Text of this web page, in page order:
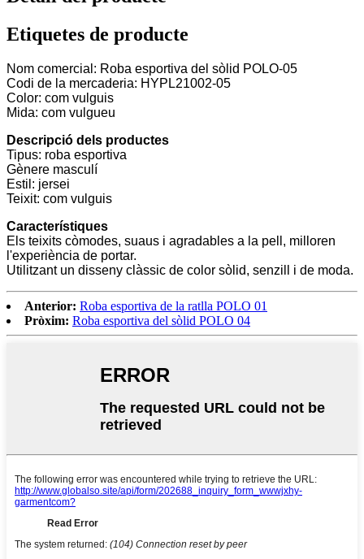
Etiquetes de producte
Nom comercial: Roba esportiva del sòlid POLO-05
Codi de la mercaderia: HYPL21002-05
Color: com vulguis
Mida: com vulgueu
Descripció dels productes
Tipus: roba esportiva
Gènere masculí
Estil: jersei
Teixit: com vulguis
Característiques
Els teixits còmodes, suaus i agradables a la pell, milloren
l'experiència de portar.
Utilitzant un disseny clàssic de color sòlid, senzill i de moda.
Anterior: Roba esportiva de la ratlla POLO 01
Pròxim: Roba esportiva del sòlid POLO 04